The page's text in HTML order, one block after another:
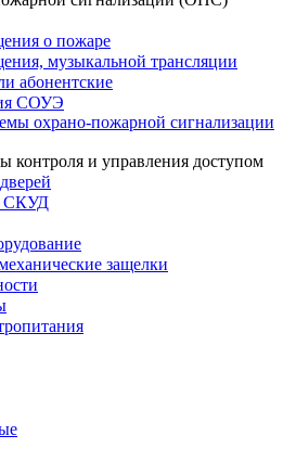
о пожаре
музыкальной трансляции
абонентские
СОУЭ
охрано-пожарной сигнализации
контроля и управления доступом
СКУД
защелки